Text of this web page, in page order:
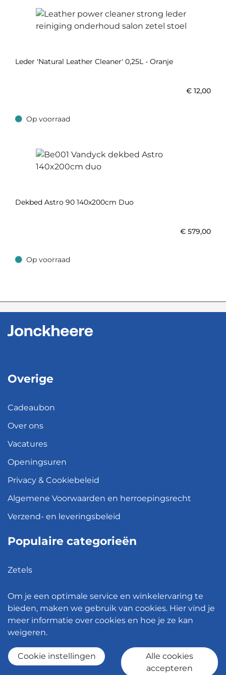
Leder 'Natural Leather Cleaner' 0,25L - Oranje
€ 12,00
Op voorraad
Op voorraad
Dekbed Astro 90 140x200cm Duo
€ 579,00
Op voorraad
Op voorraad
Overige
Cadeaubon
Over ons
Vacatures
Openingsuren
Privacy & Cookiebeleid
Algemene Voorwaarden en herroepingsrecht
Verzend- en leveringsbeleid
Populaire categorieën
Zetels
Hanglampen
Bureaustoelen
Om je een optimale service en winkelervaring te
bieden, maken we gebruik van cookies. Hier vind je
meer informatie over cookies en hoe je ze kan
weigeren.
Cookie instellingen
Alle cookies
accepteren